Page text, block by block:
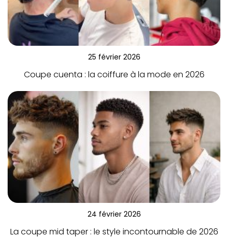
25 février 2026
Coupe cuenta : la coiffure à la mode en 2026
24 février 2026
La coupe mid taper : le style incontournable de 2026